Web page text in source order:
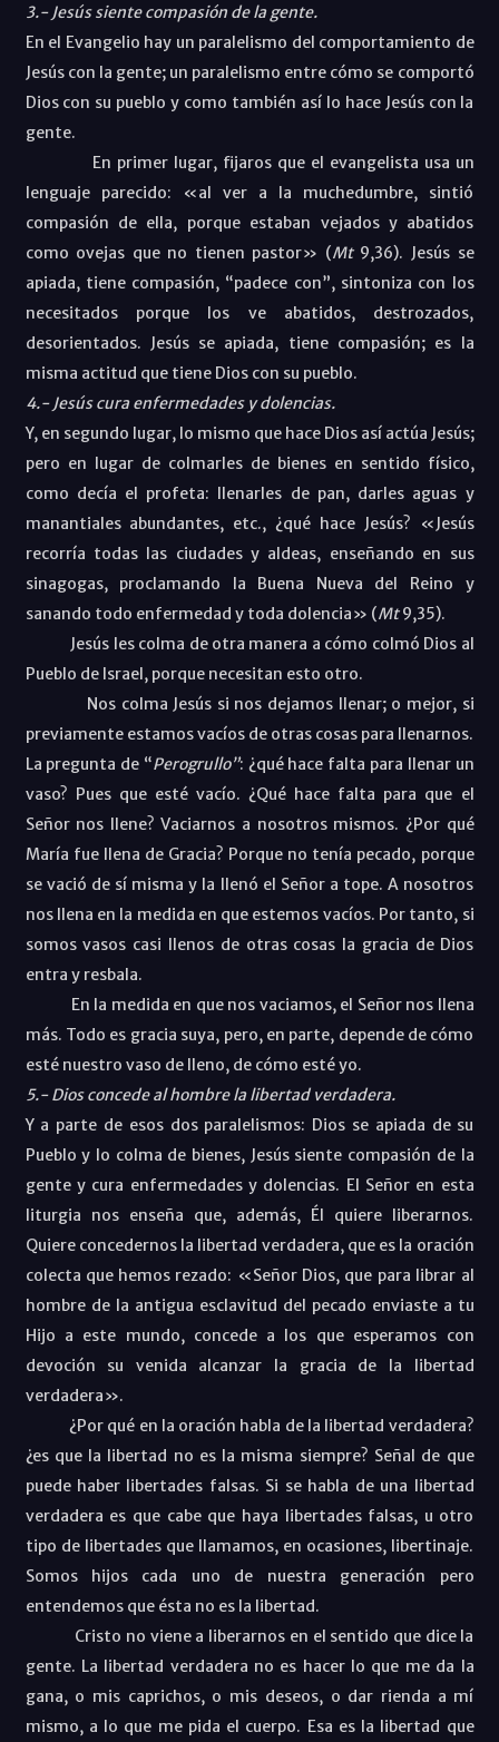
3.- Jesús siente compasión de la gente.
En el Evangelio hay un paralelismo del comportamiento de
Jesús con la gente; un paralelismo entre cómo se comportó
Dios con su pueblo y como también así lo hace Jesús con la
gente.
En primer lugar, fijaros que el evangelista usa un
lenguaje parecido: «al ver a la muchedumbre, sintió
compasión de ella, porque estaban vejados y abatidos
como ovejas que no tienen pastor» (Mt9,36). Jesús se
apiada, tiene compasión, “padece con”, sintoniza con los
necesitados porque los ve abatidos, destrozados,
desorientados. Jesús se apiada, tiene compasión; es la
misma actitud que tiene Dios con su pueblo.
4.- Jesús cura enfermedades y dolencias.
Y, en segundo lugar, lo mismo que hace Dios así actúa Jesús;
pero en lugar de colmarles de bienes en sentido físico,
como decía el profeta: llenarles de pan, darles aguas y
manantiales abundantes, etc., ¿qué hace Jesús? «Jesús
recorría todas las ciudades y aldeas, enseñando en sus
sinagogas, proclamando la Buena Nueva del Reino y
sanando todo enfermedad y toda dolencia» (Mt9,35).
Jesús les colma de otra manera a cómo colmó Dios al
Pueblo de Israel, porque necesitan esto otro.
Nos colma Jesús si nos dejamos llenar; o mejor, si
previamente estamos vacíos de otras cosas para llenarnos.
La pregunta de “Perogrullo”: ¿qué hace falta para llenar un
vaso? Pues que esté vacío. ¿Qué hace falta para que el
Señor nos llene? Vaciarnos a nosotros mismos. ¿Por qué
María fue llena de Gracia? Porque no tenía pecado, porque
se vació de sí misma y la llenó el Señor a tope. A nosotros
nos llena en la medida en que estemos vacíos. Por tanto, si
somos vasos casi llenos de otras cosas la gracia de Dios
entra y resbala.
En la medida en que nos vaciamos, el Señor nos llena
más. Todo es gracia suya, pero, en parte, depende de cómo
esté nuestro vaso de lleno, de cómo esté yo.
5.- Dios concede al hombre la libertad verdadera.
Y a parte de esos dos paralelismos: Dios se apiada de su
Pueblo y lo colma de bienes, Jesús siente compasión de la
gente y cura enfermedades y dolencias. El Señor en esta
liturgia nos enseña que, además, Él quiere liberarnos.
Quiere concedernos la libertad verdadera, que es la oración
colecta que hemos rezado: «Señor Dios, que para librar al
hombre de la antigua esclavitud del pecado enviaste a tu
Hijo a este mundo, concede a los que esperamos con
devoción su venida alcanzar la gracia de la libertad
verdadera».
¿Por qué en la oración habla de la libertad verdadera?
¿es que la libertad no es la misma siempre? Señal de que
puede haber libertades falsas. Si se habla de una libertad
verdadera es que cabe que haya libertades falsas, u otro
tipo de libertades que llamamos, en ocasiones, libertinaje.
Somos hijos cada uno de nuestra generación pero
entendemos que ésta no es la libertad.
Cristo no viene a liberarnos en el sentido que dice la
gente. La libertad verdadera no es hacer lo que me da la
gana, o mis caprichos, o mis deseos, o dar rienda a mí
mismo, a lo que me pida el cuerpo. Esa es la libertad que